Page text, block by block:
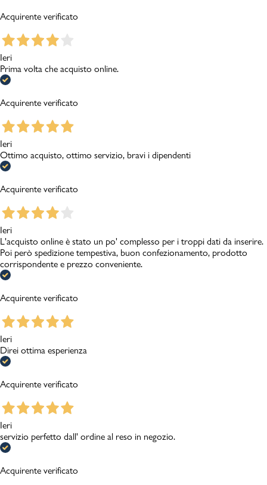
Acquirente verificato
Ieri
Prima volta che acquisto online.
Acquirente verificato
Ieri
Ottimo acquisto, ottimo servizio, bravi i dipendenti
Acquirente verificato
Ieri
L'acquisto online è stato un po' complesso per i troppi dati da inserire.
Poi però spedizione tempestiva, buon confezionamento, prodotto
corrispondente e prezzo conveniente.
Acquirente verificato
Ieri
Direi ottima esperienza
Acquirente verificato
Ieri
servizio perfetto dall' ordine al reso in negozio.
Acquirente verificato